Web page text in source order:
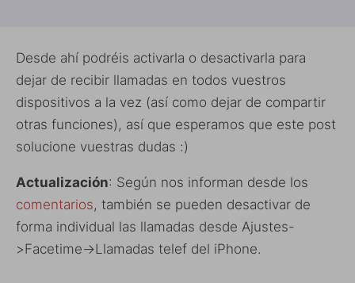
Desde ahí podréis activarla o desactivarla para
dejar de recibir llamadas en todos vuestros
dispositivos a la vez (así como dejar de compartir
otras funciones), así que esperamos que este post
solucione vuestras dudas :)
Actualización: Según nos informan desde los
comentarios, también se pueden desactivar de
forma individual las llamadas desde Ajustes-
>Facetime->Llamadas telef del iPhone.